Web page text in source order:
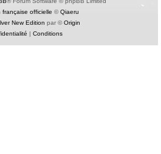
française officielle ©Qiaeru
New Edition par ©Origin
| Conditions